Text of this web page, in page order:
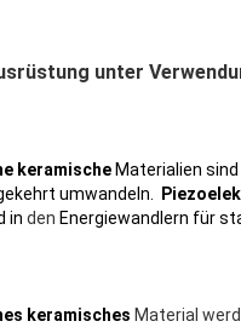
unter
keramische Materialien
umwandeln.
in den Energiewandlern für
keramisches Material